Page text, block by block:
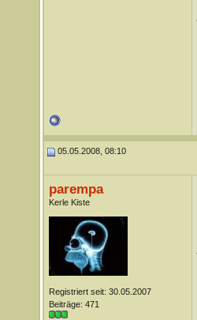
05.05.2008, 08:10
parempa
Kerle Kiste
Registriert seit: 30.05.2007
Beiträge: 471